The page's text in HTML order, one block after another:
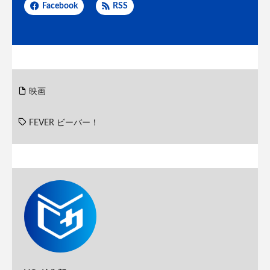
Facebook RSS
映画
FEVER ビーバー！